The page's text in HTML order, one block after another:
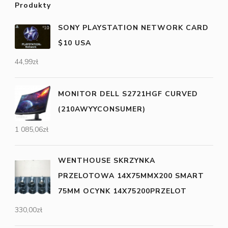
Produkty
SONY PLAYSTATION NETWORK CARD
$10 USA
44,99zł
MONITOR DELL S2721HGF CURVED
(210AWYYCONSUMER)
1 085,06zł
WENTHOUSE SKRZYNKA
PRZELOTOWA 14X75MMX200 SMART
75MM OCYNK 14X75200PRZELOT
330,00zł